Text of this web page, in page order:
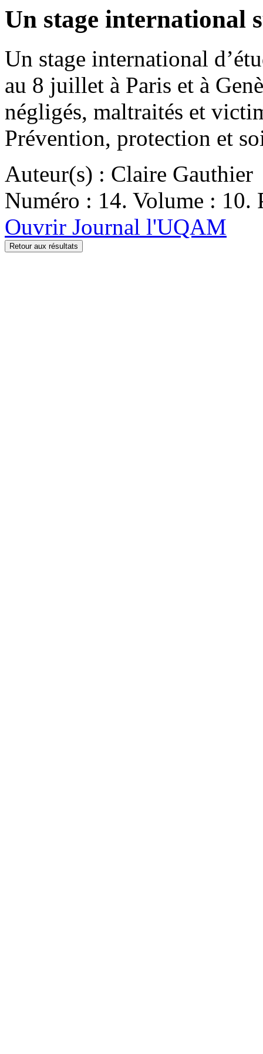
Un stage international
Un stage international
au 8 juillet à Paris et à
négligés, maltraités et
Prévention, protection et
Auteur(s) : Claire Gauthier
Numéro : 14. Volume : 10.
Ouvrir Journal l'UQAM
Retour aux résultats